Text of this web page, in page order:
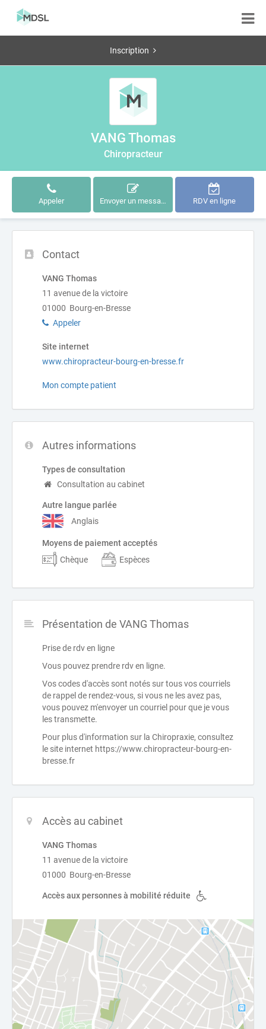
Inscription
VANG Thomas
Chiropracteur
Appeler Envoyer un message RDV en ligne
Contact
VANG Thomas
11 avenue de la victoire
01000 Bourg-en-Bresse
Appeler
Site internet
www.chiropracteur-bourg-en-bresse.fr
Mon compte patient
Autres informations
Types de consultation
Consultation au cabinet
Autre langue parlée
Anglais
Moyens de paiement acceptés
Chèque
Espèces
Présentation de VANG Thomas
Prise de rdv en ligne
Vous pouvez prendre rdv en ligne.
Vos codes d'accès sont notés sur tous vos courriels
de rappel de rendez-vous, si vous ne les avez pas,
vous pouvez m'envoyer un courriel pour que je vous
les transmette.
Pour plus d'information sur la Chiropraxie, consultez
le site internet https://www.chiropracteur-bourg-en-
bresse.fr
Accès au cabinet
VANG Thomas
11 avenue de la victoire
01000 Bourg-en-Bresse
Accès aux personnes à mobilité réduite